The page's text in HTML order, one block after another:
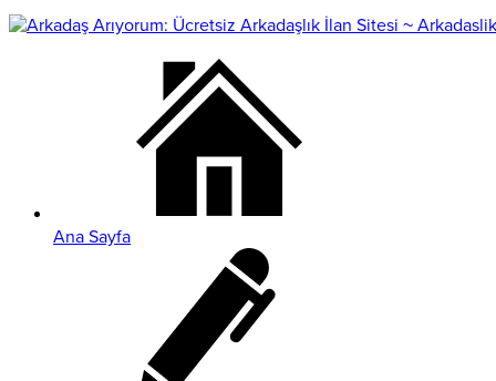
Ana Sayfa